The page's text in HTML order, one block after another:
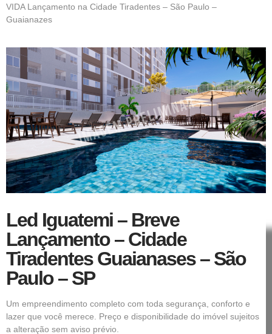
VIDALançamento na Cidade Tiradentes – São Paulo –
Guaianazes
Led Iguatemi – Breve
Lançamento – Cidade
Tiradentes Guaianases – São
Paulo – SP
Um empreendimento completo com toda segurança, conforto e
lazer que você merece. Preço e disponibilidade do imóvel sujeitos
a alteração sem aviso prévio.